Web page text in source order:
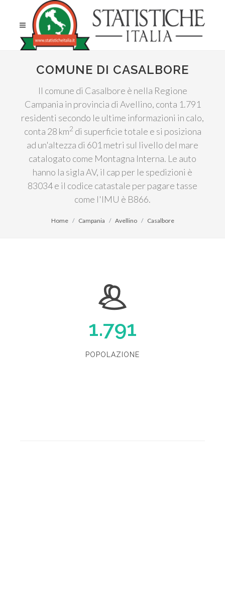
COMUNE DI CASALBORE
Il comune di Casalbore è nella Regione
Campania in provincia di Avellino, conta 1.791
residenti secondo le ultime informazioni in calo,
conta 28 km2 di superficie totale e si posiziona
ad un'altezza di 601 metri sul livello del mare
catalogato come Montagna Interna. Le auto
hanno la sigla AV, il cap per le spedizioni è
83034 e il codice catastale per pagare tasse
come l'IMU è B866.
Home Campania Avellino Casalbore
1.791
POPOLAZIONE